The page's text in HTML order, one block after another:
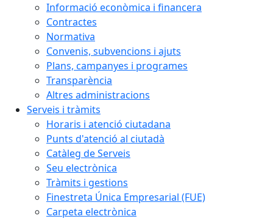
Informació econòmica i financera
Contractes
Normativa
Convenis, subvencions i ajuts
Plans, campanyes i programes
Transparència
Altres administracions
Serveis i tràmits
Horaris i atenció ciutadana
Punts d'atenció al ciutadà
Catàleg de Serveis
Seu electrònica
Tràmits i gestions
Finestreta Única Empresarial (FUE)
Carpeta electrònica